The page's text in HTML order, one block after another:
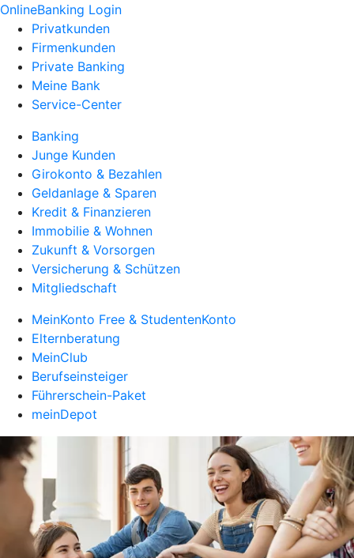
OnlineBanking Login
Privatkunden
Firmenkunden
Private Banking
Meine Bank
Service-Center
Banking
Junge Kunden
Girokonto & Bezahlen
Geldanlage & Sparen
Kredit & Finanzieren
Immobilie & Wohnen
Zukunft & Vorsorgen
Versicherung & Schützen
Mitgliedschaft
MeinKonto Free & StudentenKonto
Elternberatung
MeinClub
Berufseinsteiger
Führerschein-Paket
meinDepot